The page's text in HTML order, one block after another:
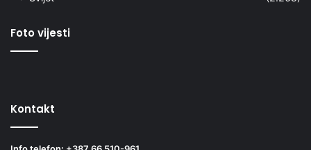
Foto vijesti
Kontakt